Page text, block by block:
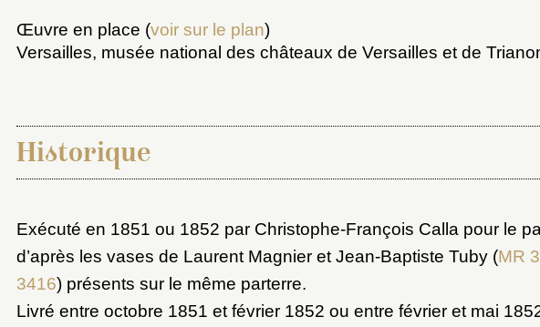
Œuvre en place (voir sur le plan)
Versailles, musée national des châteaux de Versailles et de
Historique
Exécuté en 1851 ou 1852 par Christophe-François Calla pour le
d’après les vases de Laurent Magnier et Jean-Baptiste Tuby (MR
3416) présents sur le même parterre.
Livré entre octobre 1851 et février 1852 ou entre février et mai
Choix du dossier où ajouter la
Nom du dossier
Courriel